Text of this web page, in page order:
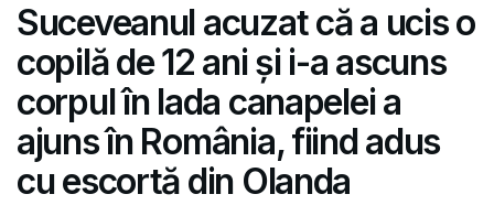
Suceveanul acuzat că a ucis o
copilă de 12 ani și i-a ascuns
corpul în lada canapelei a
ajuns în România, fiind adus
cu escortă din Olanda